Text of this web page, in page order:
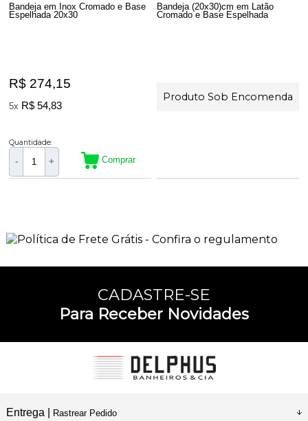
Bandeja em Inox Cromado e Base
Espelhada 20x30
R$ 274,15
5x R$ 54,83
Quantidade:
- + Comprar
Bandeja (20x30)cm em Latão
Cromado e Base Espelhada
Produto Sob Encomenda
CADASTRE-SE
Para Receber Novidades
Entrega | Rastrear Pedido